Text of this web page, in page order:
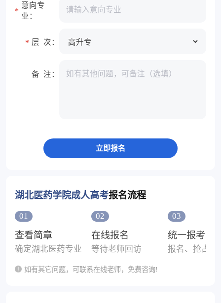
*
意向专
业：
* 层 次：
备 注：
湖北医药学院成人高考报名流程
01
查看简章
确定湖北医药专业
02
在线报名
等待老师回访
03
统一报考
报名、抢占考
如有其它问题，可联系在线老师，免费咨询!